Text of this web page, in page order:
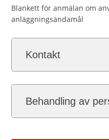
Blankett för anmälan om
anläggningsändamål
Kontakt
Behandling av